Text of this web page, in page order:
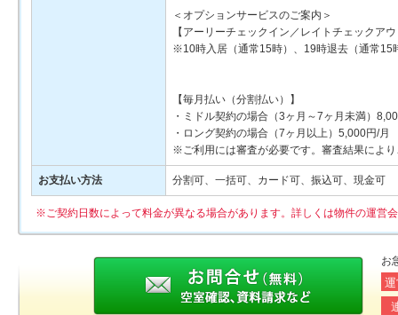
＜オプションサービスのご案内＞
【アーリーチェックイン／レイトチェックア
※10時入居（通常15時）、19時退去（通常15
【毎月払い（分割払い）】
・ミドル契約の場合（3ヶ月～7ヶ月未満）
・ロング契約の場合（7ヶ月以上）5,000円/月
※ご利用には審査が必要です。審査結果によ
お支払い方法 分割可、一括可、カード可、振込可、現金可
※ご契約日数によって料金が異なる場合があります。詳しくは物件の運営
お